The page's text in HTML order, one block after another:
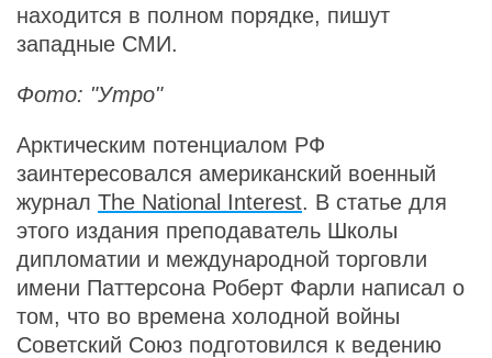
находится в полном порядке, пишут
западные СМИ.
Фото: "Утро"
Арктическим потенциалом РФ
заинтересовался американский военный
журнал The National Interest. В статье для
этого издания преподаватель Школы
дипломатии и международной торговли
имени Паттерсона Роберт Фарли написал о
том, что во времена холодной войны
Советский Союз подготовился к ведению